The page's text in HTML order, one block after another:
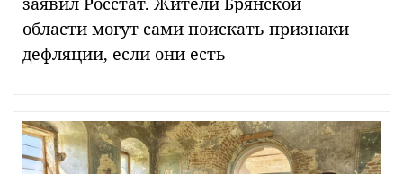
области могут сами поискать признаки
дефляции, если они есть